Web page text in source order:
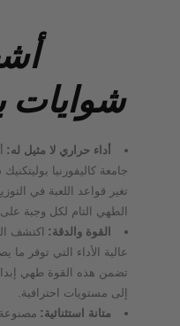
شوايات
أداء حراري لا مثيل له :
جامعة كاليفورنيا
تغير قواعد اللعبة في
الطهي التام لكل وجبة
القوة والدقة : اكتشف
عالية الأداء التي توفر ما
تضمن هذه القوة طهي
إلى مستويات احترافية
متانة استثنائية :